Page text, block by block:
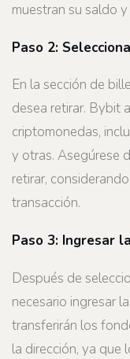
muestran su saldo
Paso 2:
En la sección de
desea retirar. Bybit
criptomonedas,
y otras. Asegúrese
retirar,
transacción.
Paso 3: Ingresar
Después de
necesario ingresar
transferirán los
la dirección, ya que